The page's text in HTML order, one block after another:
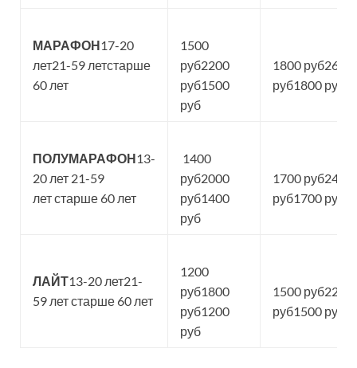
МАРАФОН17-20
лет21-59 летстарше
60 лет
1500
руб2200
руб1500
руб
1800 руб2600
руб1800 руб
ПОЛУМАРАФОН13-
20 лет 21-59
лет старше 60 лет
1400
руб2000
руб1400
руб
1700 руб2400
руб1700 руб
ЛАЙТ13-20 лет21-
59 лет старше 60 лет
1200
руб1800
руб1200
руб
1500 руб2200
руб1500 руб